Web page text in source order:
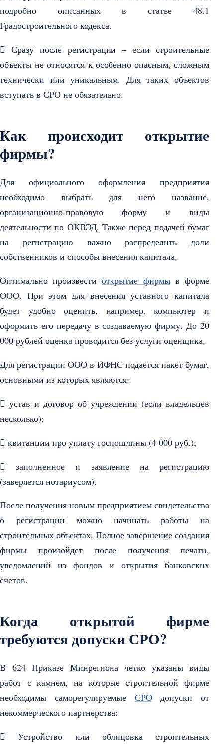
подробно описанных в статье 48.1
Градостроительного кодекса.
 Сразу после регистрации – если строительные
объекты не относятся к особенно опасным, сложным
технически или уникальным. Для таких объектов
вступать в СРО не обязательно.
Как происходит открытие
фирмы?
Для официального оформления предприятия
необходимо выбрать для него название,
организационно-правовую форму и виды
деятельности по ОКВЭД. Также перед подачей бумаг
на регистрацию важно распределить доли
собственников и способы внесения капитала.
Оптимально произвестиоткрытие фирмыв форме
ООО. При этом для внесения уставного капитала
будет удобно оценить, например, компьютер и
оформить его передачу в создаваемую фирму. До 20
000 рублей оценка проводится без услуги оценщика.
Для регистрации ООО в ИФНС подается пакет бумаг,
основными из которых являются:
 устав и договор об учреждении (если владельцев
несколько);
 квитанции про уплату госпошлины (4 000 руб.);
 заполненное и заявление на регистрацию
(заверяется нотариусом).
После получения новым предприятием свидетельства
о регистрации можно начинать работы на
строительных объектах. Полное завершение создания
фирмы произойдет после получения печати,
уведомлений из фондов и открытия банковских
счетов.
Когда открытой фирме
требуются допуски СРО?
В 624 Приказе Минрегиона четко указаны виды
работ с камнем, на которые строительной фирме
необходимы саморегулируемые СРОдопуски от
некоммерческого партнерства:
 Устройство или облицовка строительных